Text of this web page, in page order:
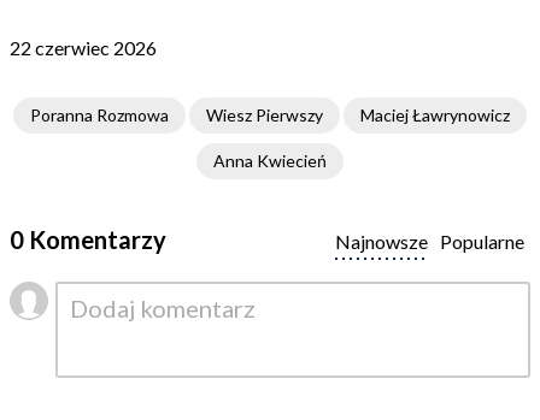
22 czerwiec 2026
Poranna Rozmowa Wiesz Pierwszy Maciej Ławrynowicz
Anna Kwiecień
0 Komentarzy Popularne
Najnowsze